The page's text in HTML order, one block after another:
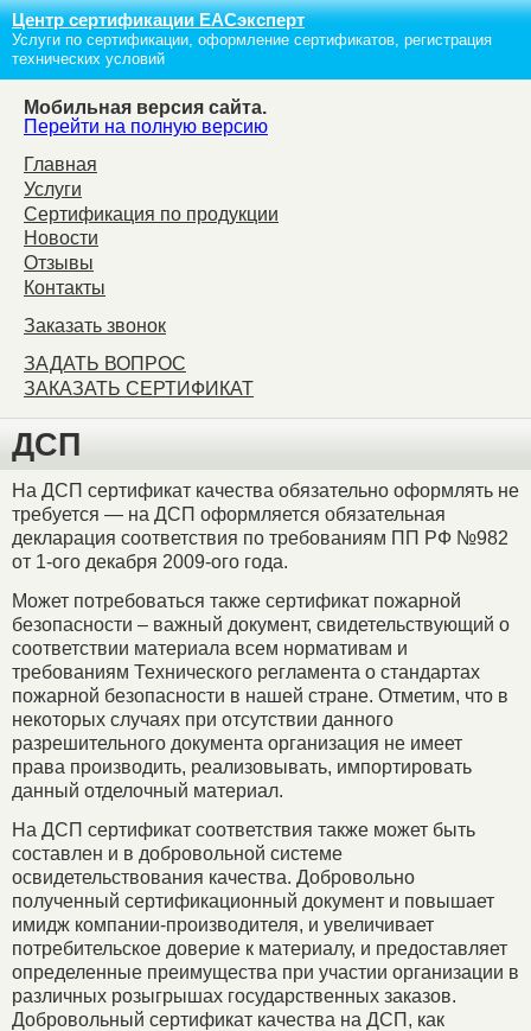
Центр сертификации ЕАСэксперт
Услуги по сертификации, оформление сертификатов, регистрация
технических условий
Мобильная версия сайта.
Перейти на полную версию
Главная
Услуги
Сертификация по продукции
Новости
Отзывы
Контакты
Заказать звонок
ЗАДАТЬ ВОПРОС
ЗАКАЗАТЬ СЕРТИФИКАТ
ДСП
На ДСП сертификат качества обязательно оформлять не
требуется — на ДСП оформляется обязательная
декларация соответствия по требованиям ПП РФ №982
от 1-ого декабря 2009-ого года.
Может потребоваться также сертификат пожарной
безопасности – важный документ, свидетельствующий o
соответствии материала всем нормативам и
требованиям Технического регламента o стандартах
пожарной безопасности в нашей стране. Отметим, что в
некоторых случаях при отсутствии данного
разрешительного документа организация не имеет
права производить, реализовывать, импортировать
данный отделочный материал.
Ha ДСП сертификат соответствия также может быть
составлен и в добровольной системе
освидетельствования качества. Добровольно
полученный сертификационный документ и повышает
имидж компании-производителя, и увеличивает
потребительское доверие к материалу, и предоставляет
определенные преимущества при участии организации в
различных розыгрышах государственных заказов.
Добровольный сертификат качества на ДСП, как